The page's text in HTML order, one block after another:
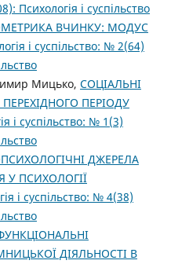
Психологія і суспільство
ВЧИНКУ: МОДУС
і суспільство: № 2(64)
Мицько, СОЦІАЛЬНІ
ПЕРІОДУ
і суспільство: № 1(3)
ДЖЕРЕЛА
ПСИХОЛОГІЇ
і суспільство: № 4(38)
ДІЯЛЬНОСТІ В